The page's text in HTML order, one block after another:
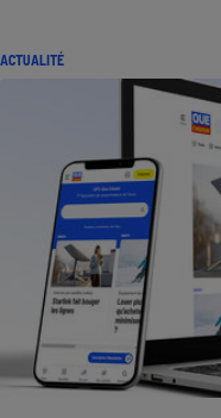
ACTUALITÉ